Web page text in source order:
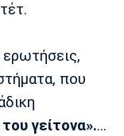
που
γείτονα»....